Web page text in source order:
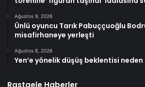
Ağustos 9, 2026
Ünlü oyuncu Tarık Pabuççuoğlu
misafirhaneye yerleşti
Ağustos 8, 2026
Yen’e yönelik düşüş beklentisi
Rastgele Haberler